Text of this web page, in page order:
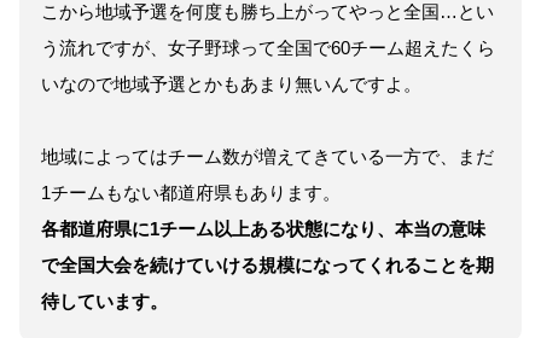
こから地域予選を何度も勝ち上がってやっと全国…とい
う流れですが、女子野球って全国で60チーム超えたくら
いなので地域予選とかもあまり無いんですよ。
地域によってはチーム数が増えてきている一方で、まだ
1チームもない都道府県もあります。
各都道府県に1チーム以上ある状態になり、本当の意味
で全国大会を続けていける規模になってくれることを期
待しています。